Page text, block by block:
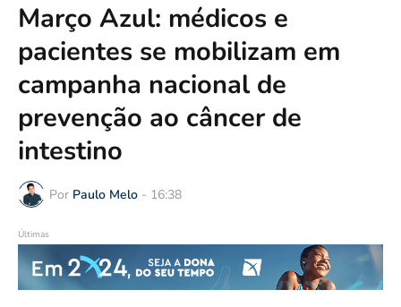
Março Azul: médicos e
pacientes se mobilizam em
campanha nacional de
prevenção ao câncer de
intestino
Por Paulo Melo - 16:38
Últimas